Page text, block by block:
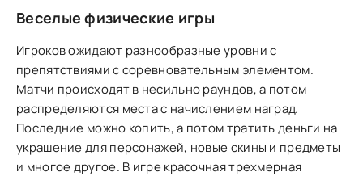
Веселые физические игры
Игроков ожидают разнообразные уровни с
препятствиями с соревновательным элементом.
Матчи происходят в несильно раундов, а потом
распределяются места с начислением наград.
Последние можно копить, а потом тратить деньги на
украшение для персонажей, новые скины и предметы
и многое другое. В игре красочная трехмерная